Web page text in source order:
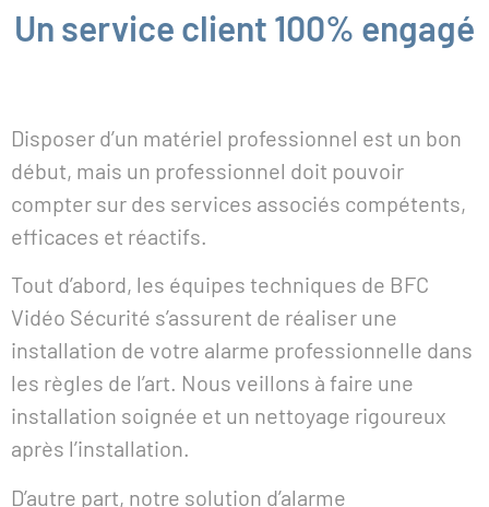
Un service client 100% engagé
Disposer d’un matériel professionnel est un bon
début, mais un professionnel doit pouvoir
compter sur des services associés compétents,
efficaces et réactifs.
Tout d’abord, les équipes techniques de BFC
Vidéo Sécurité s’assurent de réaliser une
installation de votre alarme professionnelle dans
les règles de l’art. Nous veillons à faire une
installation soignée et un nettoyage rigoureux
après l’installation.
D’autre part, notre solution d’alarme